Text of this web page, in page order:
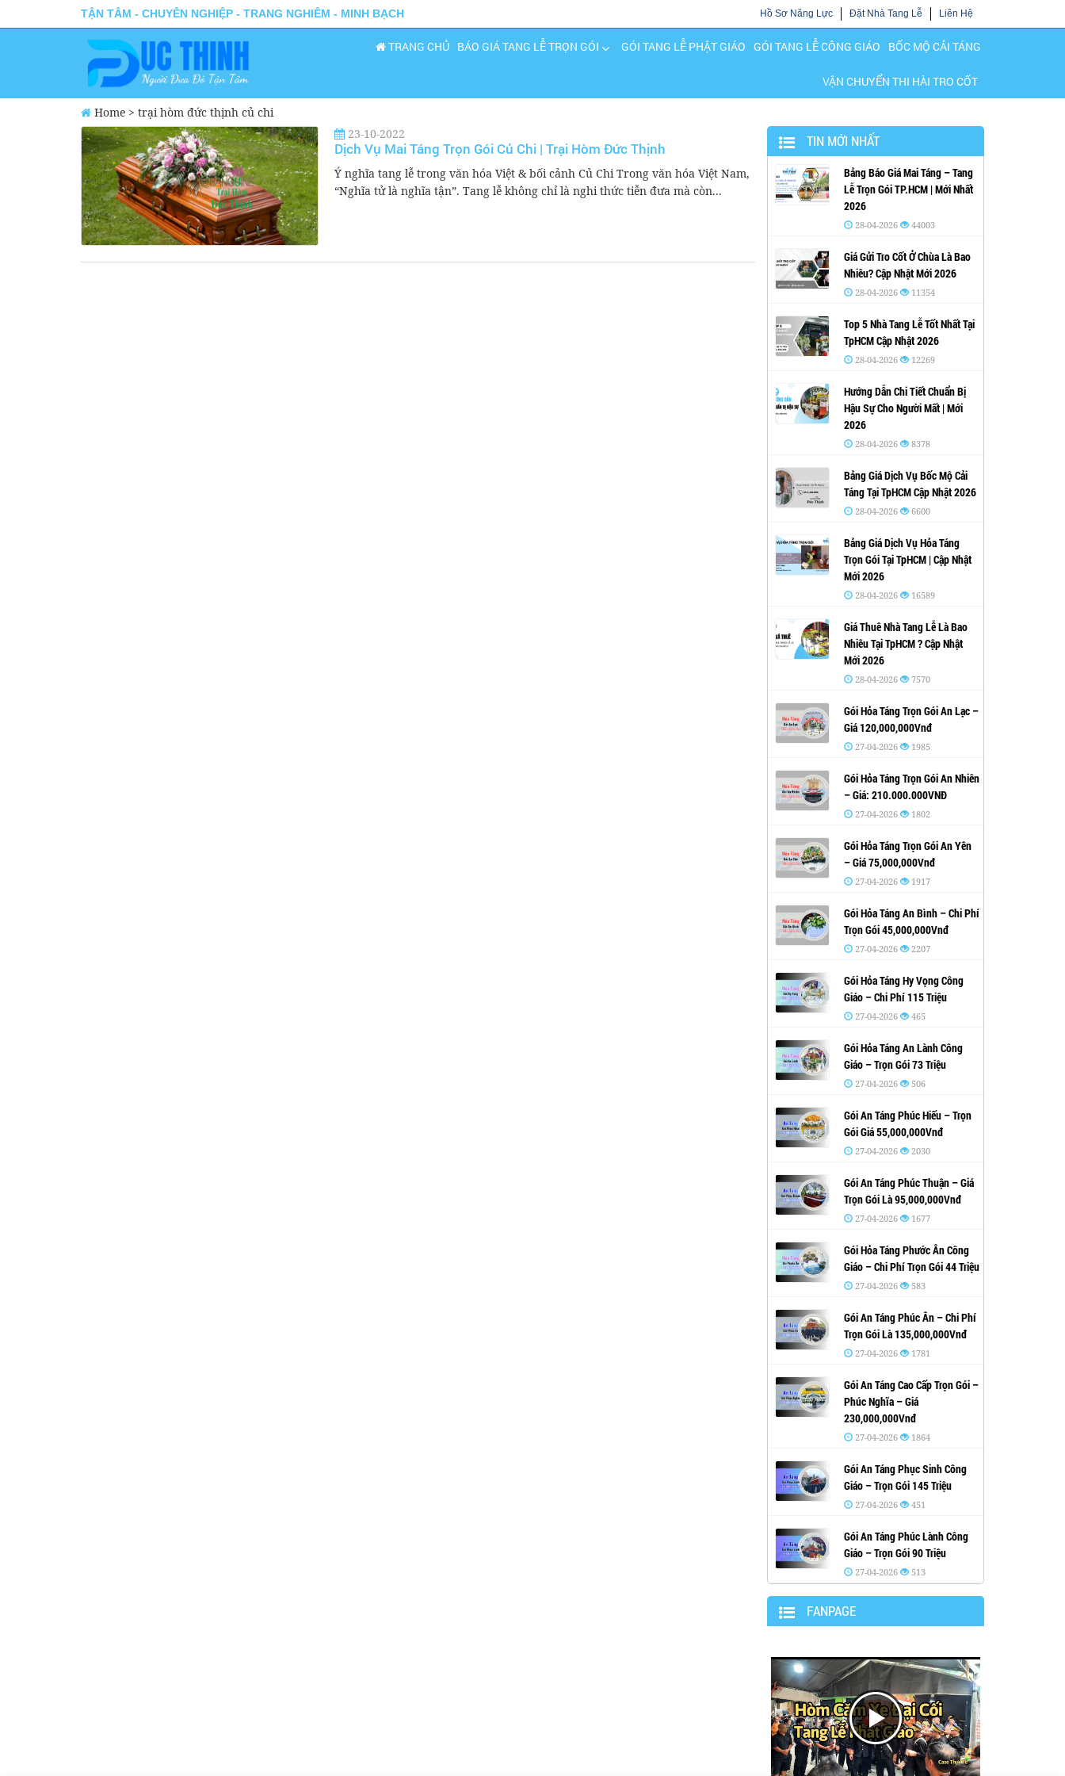
TẬN TÂM - CHUYÊN NGHIỆP - TRANG NGHIÊM - MINH BẠCH Hồ Sơ Năng Lực Đặt Nhà Tang Lễ Liên Hệ
TRANG CHỦ BÁO GIÁ TANG LỄ TRỌN GÓI GÓI TANG LỄ PHẬT GIÁO GÓI TANG LỄ CÔNG GIÁO BỐC MỘ CẢI TÁNG
VẬN CHUYỂN THI HÀI TRO CỐT
Home > trại hòm đức thịnh củ chi
23-10-2022
Dịch Vụ Mai Táng Trọn Gói Củ Chi | Trại Hòm Đức Thịnh
Ý nghĩa tang lễ trong văn hóa Việt & bối cảnh Củ Chi Trong văn hóa Việt Nam,
“Nghĩa tử là nghĩa tận”. Tang lễ không chỉ là nghi thức tiễn đưa mà còn...
TIN MỚI NHẤT
Bảng Báo Giá Mai Táng – Tang
Lễ Trọn Gói TP.HCM | Mới Nhất
2026
28-04-2026 44003
Giá Gửi Tro Cốt Ở Chùa Là Bao
Nhiêu? Cập Nhật Mới 2026
28-04-2026 11354
Top 5 Nhà Tang Lễ Tốt Nhất Tại
TpHCM Cập Nhật 2026
28-04-2026 12269
Hướng Dẫn Chi Tiết Chuẩn Bị
Hậu Sự Cho Người Mất | Mới
2026
28-04-2026 8378
Bảng Giá Dịch Vụ Bốc Mộ Cải
Táng Tại TpHCM Cập Nhật 2026
28-04-2026 6600
Bảng Giá Dịch Vụ Hỏa Táng
Trọn Gói Tại TpHCM | Cập Nhật
Mới 2026
28-04-2026 16589
Giá Thuê Nhà Tang Lễ Là Bao
Nhiêu Tại TpHCM ? Cập Nhật
Mới 2026
28-04-2026 7570
Gói Hỏa Táng Trọn Gói An Lạc –
Giá 120,000,000Vnđ
27-04-2026 1985
Gói Hỏa Táng Trọn Gói An Nhiên
– Giá: 210.000.000VNĐ
27-04-2026 1802
Gói Hỏa Táng Trọn Gói An Yên
– Giá 75,000,000Vnđ
27-04-2026 1917
Gói Hỏa Táng An Bình – Chi Phí
Trọn Gói 45,000,000Vnđ
27-04-2026 2207
Gói Hỏa Táng Hy Vọng Công
Giáo – Chi Phí 115 Triệu
27-04-2026 465
Gói Hỏa Táng An Lành Công
Giáo – Trọn Gói 73 Triệu
27-04-2026 506
Gói An Táng Phúc Hiếu – Trọn
Gói Giá 55,000,000Vnđ
27-04-2026 2030
Gói An Táng Phúc Thuận – Giá
Trọn Gói Là 95,000,000Vnđ
27-04-2026 1677
Gói Hỏa Táng Phước Ân Công
Giáo – Chi Phí Trọn Gói 44 Triệu
27-04-2026 583
Gói An Táng Phúc Ân – Chi Phí
Trọn Gói Là 135,000,000Vnđ
27-04-2026 1781
Gói An Táng Cao Cấp Trọn Gói –
Phúc Nghĩa – Giá
230,000,000Vnđ
27-04-2026 1864
Gói An Táng Phục Sinh Công
Giáo – Trọn Gói 145 Triệu
27-04-2026 451
Gói An Táng Phúc Lành Công
Giáo – Trọn Gói 90 Triệu
27-04-2026 513
FANPAGE